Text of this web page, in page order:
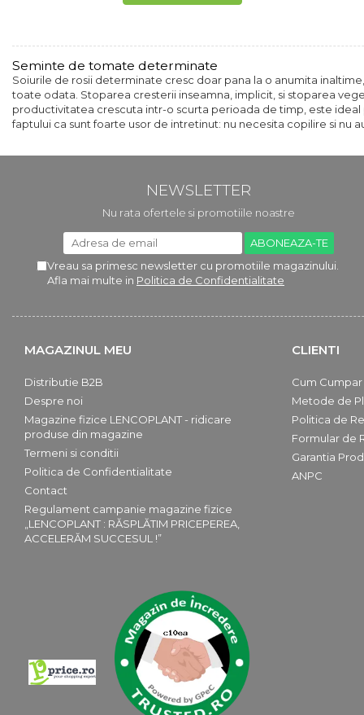
Seminte de tomate determinate
Soiurile de rosii determinate cresc doar pana la o anumita
toate odata. Stoparea cresterii inseamna, implicit, si stoparea
productivitatea crescuta intr-o scurta perioada de timp, este
faptului ca sunt foarte usor de intretinut: nu necesita copilire si nu
NEWSLETTER
Nu rata ofertele si promotiile noastre
Vreau sa primesc newsletter cu promotiile magazinului.
Afla mai multe in Politica de Confidentialitate
MAGAZINUL MEU
Distributie B2B
Despre noi
Magazine fizice LENCOPLANT - ridicare
produse din magazine
Termeni si conditii
Politica de Confidentialitate
Contact
Regulament campanie magazine fizice
„LENCOPLANT : RĂSPLĂTIM PRICEPEREA,
ACCELERĂM SUCCESUL !”
CLIENTI
Cum Cumpar
Metode de
Politica de
Formular de
Garantia
ANPC